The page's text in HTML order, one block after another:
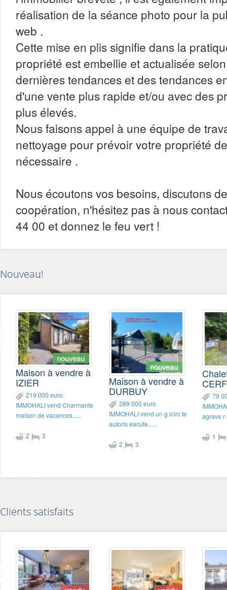
réalisation de la séance photo pour la
web .
Cette mise en plis signifie dans la
propriété est embellie et actualisée
dernières tendances et des tendances
d'une vente plus rapide et/ou avec des
plus élevés.
Nous faisons appel à une équipe de
nettoyage pour prévoir votre propriété
nécessaire .
Nous écoutons vos besoins, discutons
coopération, n'hésitez pas à nous
44 00 et donnez le feu vert !
Nouveau!
nouveau
Maison à vendre à
IZIER
219 000 euro
IMMOHALI vend Charmante
maison de vacances......
2 3
nouveau
Maison à vendre à
DURBUY
289 000 euro
IMMOHALI vend un g icirc te
autoris eacute......
2 3
79
agrave r
1
Clients satisfaits